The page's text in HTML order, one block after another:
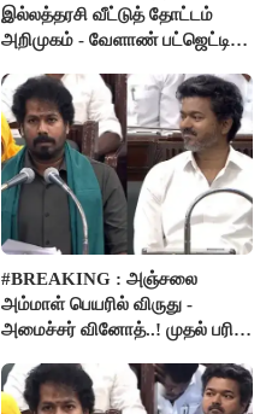
இல்லத்தரசி வீட்டுத் தோட்டம்
அறிமுகம் - வேளாண் பட்ஜெட்டில்
#BREAKING : அஞ்சலை
அம்மாள் பெயரில் விருது -
அமைச்சர் வினோத்..! முதல் பரிசு